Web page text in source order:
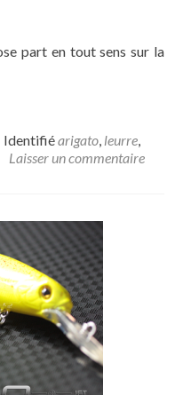
part en tout sens sur la
Identifiéarigato, leurre,
Laisser un commentaire